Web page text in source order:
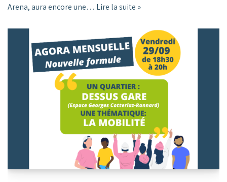
Arena, aura encore une… Lire la suite »